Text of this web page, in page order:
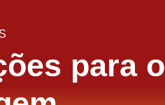
para o